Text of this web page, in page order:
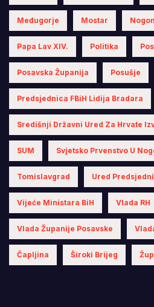
Međugorje Mostar
Papa Lav XIV. Politika
Posavska Županija Posušje
Predsjednica FBiH Lidija Bradara
Središnji Državni Ured Za Hrvate
SUM Svjetsko Prvenstvo U
Tomislavgrad Ured
Vijeće Ministara BiH Vlada RH
Vlada Županije Posavske
Čapljina Široki Brijeg